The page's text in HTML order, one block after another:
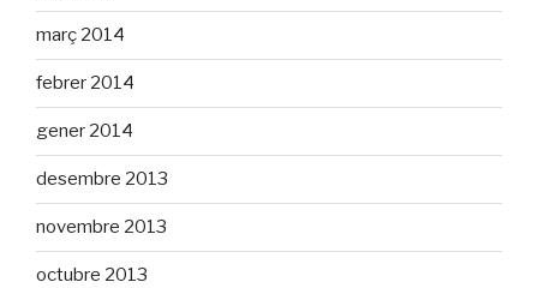
març 2014
febrer 2014
gener 2014
desembre 2013
novembre 2013
octubre 2013